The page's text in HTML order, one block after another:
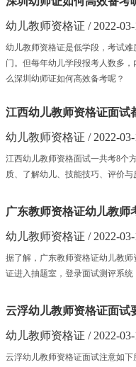
幼儿教师资格证 / 2022-03-
幼儿教师资格证是低学段，考试
门。但每年幼儿学段报考人数多
么深圳幼师证如何高效备考呢？
江西幼儿教师资格证面试
幼儿教师资格证 / 2022-03-
江西幼儿教师资格面试一共考8个
质、了解幼儿、技能技巧、评价与
广东教师资格证幼儿教师
幼儿教师资格证 / 2022-03-
据了解，广东教师资格证幼儿教
证进入抽题室，登录面试测评系统
云浮幼儿教师资格证面试
幼儿教师资格证 / 2022-03-
云浮幼儿教师资格证面试注意如